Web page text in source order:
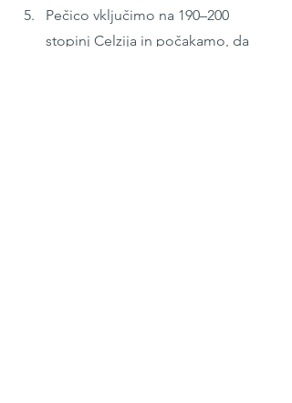
Pečico vključimo na 190–200
stopinj Celzija in počakamo, da